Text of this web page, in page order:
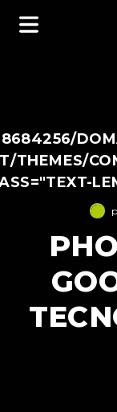
THEMES/